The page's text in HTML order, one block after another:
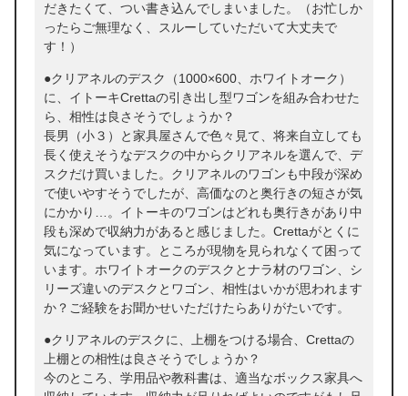
だきたくて、つい書き込んでしまいました。（お忙しか
ったらご無理なく、スルーしていただいて大丈夫で
す！）
●クリアネルのデスク（1000×600、ホワイトオーク）
に、イトーキCrettaの引き出し型ワゴンを組み合わせた
ら、相性は良さそうでしょうか？
長男（小３）と家具屋さんで色々見て、将来自立しても
長く使えそうなデスクの中からクリアネルを選んで、デ
スクだけ買いました。クリアネルのワゴンも中段が深め
で使いやすそうでしたが、高価なのと奥行きの短さが気
にかかり…。イトーキのワゴンはどれも奥行きがあり中
段も深めで収納力があると感じました。Crettaがとくに
気になっています。ところが現物を見られなくて困って
います。ホワイトオークのデスクとナラ材のワゴン、シ
リーズ違いのデスクとワゴン、相性はいかが思われます
か？ご経験をお聞かせいただけたらありがたいです。
●クリアネルのデスクに、上棚をつける場合、Crettaの
上棚との相性は良さそうでしょうか？
今のところ、学用品や教科書は、適当なボックス家具へ